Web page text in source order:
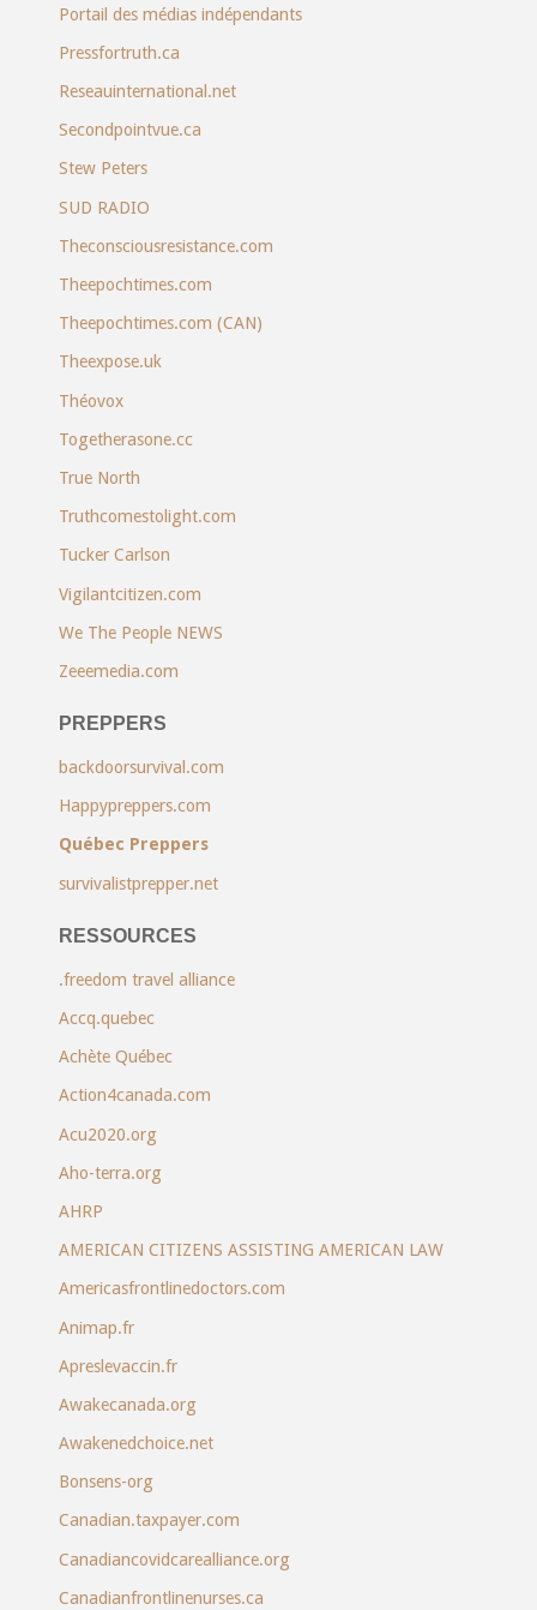
Portail des médias indépendants
Pressfortruth.ca
Reseauinternational.net
Secondpointvue.ca
Stew Peters
SUD RADIO
Theconsciousresistance.com
Theepochtimes.com
Theepochtimes.com (CAN)
Theexpose.uk
Théovox
Togetherasone.cc
True North
Truthcomestolight.com
Tucker Carlson
Vigilantcitizen.com
We The People NEWS
Zeeemedia.com
PREPPERS
backdoorsurvival.com
Happypreppers.com
Québec Preppers
survivalistprepper.net
RESSOURCES
.freedom travel alliance
Accq.quebec
Achète Québec
Action4canada.com
Acu2020.org
Aho-terra.org
AHRP
AMERICAN CITIZENS ASSISTING AMERICAN LAW
Americasfrontlinedoctors.com
Animap.fr
Apreslevaccin.fr
Awakecanada.org
Awakenedchoice.net
Bonsens-org
Canadian.taxpayer.com
Canadiancovidcarealliance.org
Canadianfrontlinenurses.ca